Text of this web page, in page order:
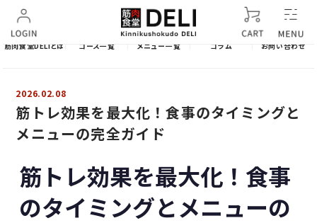
筋肉食堂DELIとは コース一覧 メニュー一覧 コラム お問い合わせ
2026.02.08
筋トレ効果を最大化！食事のタイミングと
メニューの完全ガイド
筋トレ効果を最大化！食事
のタイミングとメニューの